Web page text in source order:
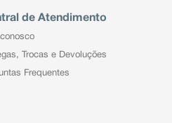
de Atendimento
Trocas e Devoluções
Frequentes